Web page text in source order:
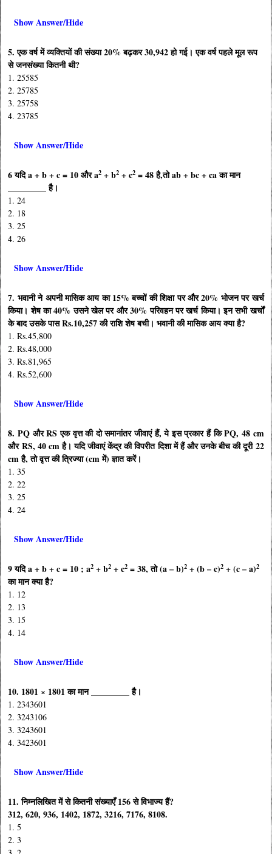
Show Answer/Hide
5. एक वर्ष में व्यक्तियों की संख्या 20% बढ़कर 30,942 हो गई। एक वर्ष पहले मूल रूप
से जनसंख्या कितनी थी?
1. 25585
2. 25785
3. 25758
4. 23785
Show Answer/Hide
6 यदि a + b + c = 10 और a2 + b2 + c2 = 48 है,तो ab + bc + ca का मान
_________ है।
1. 24
2. 18
3. 25
4. 26
Show Answer/Hide
7. भवानी ने अपनी मासिक आय का 15% बच्चों की शिक्षा पर और 20% भोजन पर खर्च
किया। शेष का 40% उसने खेल पर और 30% परिवहन पर खर्च किया। इन सभी खर्चों
के बाद उसके पास Rs.10,257 की राशि शेष बची। भवानी की मासिक आय क्या है?
1. Rs.45,800
2. Rs.48,000
3. Rs.81,965
4. Rs.52,600
Show Answer/Hide
8. PQ और RS एक वृत्त की दो समानांतर जीवाएं हैं, ये इस प्रकार हैं कि PQ, 48 cm
और RS, 40 cm है। यदि जीवाएं केंद्र की विपरीत दिशा में हैं और उनके बीच की दूरी 22
cm है, तो वृत्त की त्रिज्या (cm में) ज्ञात करें।
1. 35
2. 22
3. 25
4. 24
Show Answer/Hide
9 यदि a + b + c = 10 ; a2 + b2 + c2 = 38, तो (a – b)2 + (b – c)2 + (c – a)2
का मान क्‍या है?
1. 12
2. 13
3. 15
4. 14
Show Answer/Hide
10. 1801 × 1801 का मान _________ है।
1. 2343601
2. 3243106
3. 3243601
4. 3423601
Show Answer/Hide
11. निम्नलिखित में से कितनी संख्याएँ 156 से विभाज्य हैं?
312, 620, 936, 1402, 1872, 3216, 7176, 8108.
1. 5
2. 3